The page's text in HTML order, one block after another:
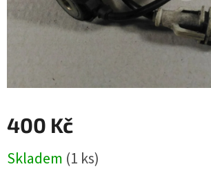
400 Kč
cena:
Skladem (1 ks)